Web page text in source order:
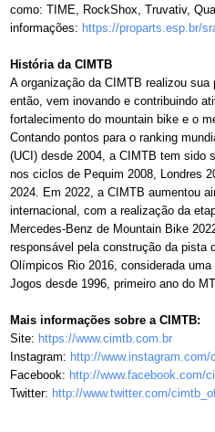
como: TIME, RockShox, Truvativ,
informações: https://proparts.esp.br/
História da CIMTB
A organização da CIMTB realizou
então, vem inovando e contribuindo
fortalecimento do mountain bike e o
Contando pontos para o ranking
(UCI) desde 2004, a CIMTB tem sido
nos ciclos de Pequim 2008, Londres
2024. Em 2022, a CIMTB aumentou
internacional, com a realização da
Mercedes-Benz de Mountain Bike
responsável pela construção da pista
Olímpicos Rio 2016, considerada
Jogos desde 1996, primeiro ano do
Mais informações sobre a CIMTB:
Site: https://www.cimtb.com.br
Instagram: http://www.instagram.com/
Facebook: http://www.facebook.com/
Twitter: http://www.twitter.com/cimtb_